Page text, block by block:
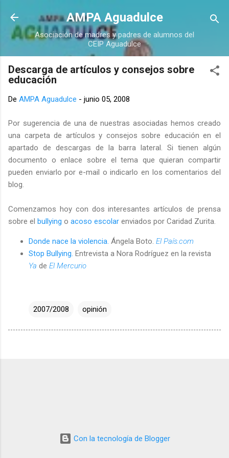
Ir al contenido principal
AMPA Aguadulce
Asociación de madres y padres de alumnos del
CEIP Aguadulce
Descarga de artículos y consejos sobre
educación
De AMPA Aguadulce - junio 05, 2008
Por sugerencia de una de nuestras asociadas hemos creado
una carpeta de artículos y consejos sobre educación en el
apartado de descargas de la barra lateral. Si tienen algún
documento o enlace sobre el tema que quieran compartir
pueden enviarlo por e-mail o indicarlo en los comentarios del
blog.
Comenzamos hoy con dos interesantes artículos de prensa
sobre el bullying o acoso escolar enviados por Caridad Zurita.
Donde nace la violencia. Ángela Boto. El País.com
Stop Bullying. Entrevista a Nora Rodríguez en la revista
Ya de El Mercurio
2007/2008 opinión
Con la tecnología de Blogger